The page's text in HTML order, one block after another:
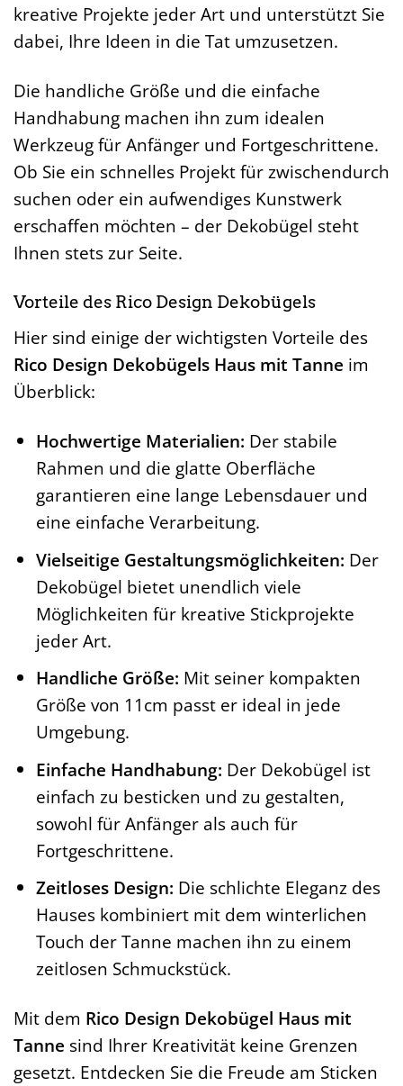
kreative Projekte jeder Art und unterstützt Sie
dabei, Ihre Ideen in die Tat umzusetzen.
Die handliche Größe und die einfache
Handhabung machen ihn zum idealen
Werkzeug für Anfänger und Fortgeschrittene.
Ob Sie ein schnelles Projekt für zwischendurch
suchen oder ein aufwendiges Kunstwerk
erschaffen möchten – der Dekobügel steht
Ihnen stets zur Seite.
Vorteile des Rico Design Dekobügels
Hier sind einige der wichtigsten Vorteile des
Rico Design Dekobügels Haus mit Tanne im
Überblick:
Hochwertige Materialien: Der stabile
Rahmen und die glatte Oberfläche
garantieren eine lange Lebensdauer und
eine einfache Verarbeitung.
Vielseitige Gestaltungsmöglichkeiten: Der
Dekobügel bietet unendlich viele
Möglichkeiten für kreative Stickprojekte
jeder Art.
Handliche Größe: Mit seiner kompakten
Größe von 11cm passt er ideal in jede
Umgebung.
Einfache Handhabung: Der Dekobügel ist
einfach zu besticken und zu gestalten,
sowohl für Anfänger als auch für
Fortgeschrittene.
Zeitloses Design: Die schlichte Eleganz des
Hauses kombiniert mit dem winterlichen
Touch der Tanne machen ihn zu einem
zeitlosen Schmuckstück.
Mit dem Rico Design Dekobügel Haus mit
Tanne sind Ihrer Kreativität keine Grenzen
gesetzt. Entdecken Sie die Freude am Sticken